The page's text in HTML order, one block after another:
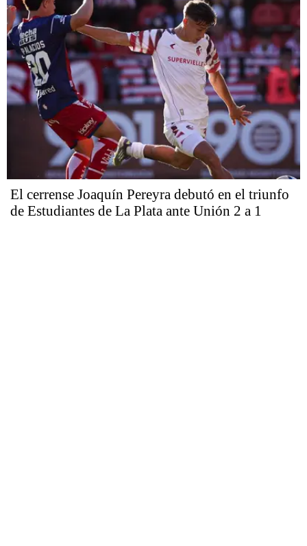
El cerrense Joaquín Pereyra debutó en el triunfo
de Estudiantes de La Plata ante Unión 2 a 1